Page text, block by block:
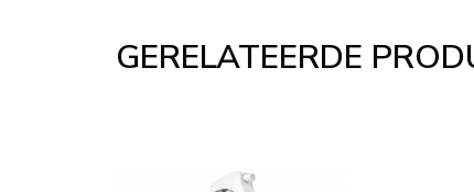
GERELATEERDE